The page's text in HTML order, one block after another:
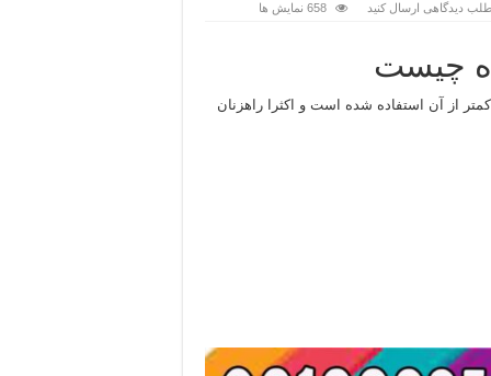
دیدگاهی ارسال کنید 658 نمایش ها
چیست
از آن استفاده شده است و اکثرا راهزنان